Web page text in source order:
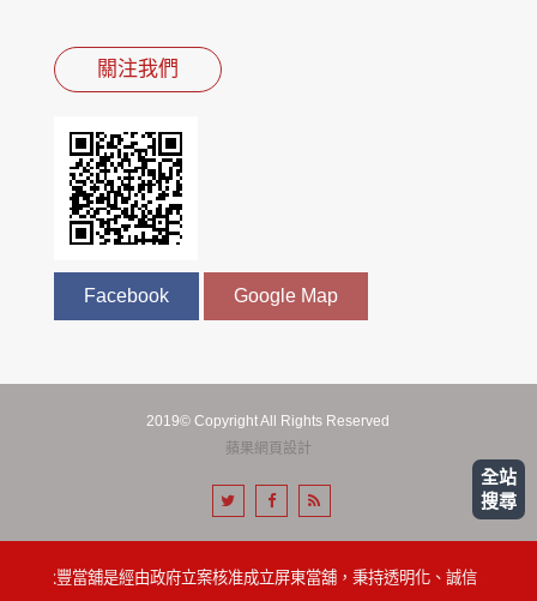
全站
搜尋
關注我們
Facebook Google Map
2019© Copyright All Rights Reserved
蘋果網頁設計
屏東永豐當舖是經由政府立案核准成立屏東當舖，秉持透明化、誠信、便